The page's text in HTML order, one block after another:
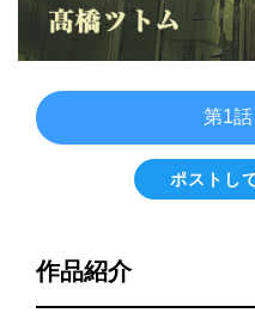
第1
ポストし
作品紹介